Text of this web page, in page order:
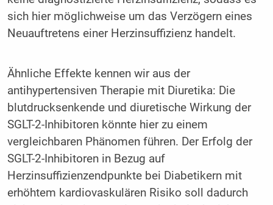
sich hier möglichweise um das Verzögern eines
Neuauftretens einer Herzinsuffizienz handelt.
Ähnliche Effekte kennen wir aus der
antihypertensiven Therapie mit Diuretika: Die
blutdrucksenkende und diuretische Wirkung der
SGLT-2-Inhibitoren könnte hier zu einem
vergleichbaren Phänomen führen. Der Erfolg der
SGLT-2-Inhibitoren in Bezug auf
Herzinsuffizienzendpunkte bei Diabetikern mit
erhöhtem kardiovaskulären Risiko soll dadurch